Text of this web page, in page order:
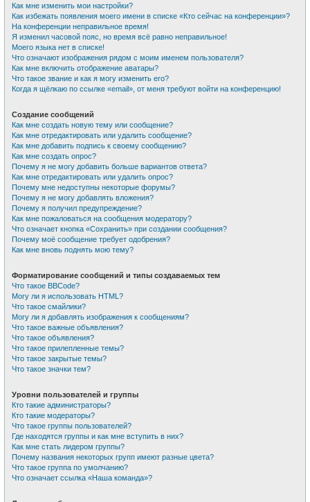
Как мне изменить мои настройки?
Как избежать появления моего имени в списке «Кто сейчас на конференции»?
На конференции неправильное время!
Я изменил часовой пояс, но время всё равно неправильное!
Моего языка нет в списке!
Что означают изображения рядом с моим именем пользователя?
Как мне включить отображение аватары?
Что такое звание и как я могу изменить его?
Когда я щёлкаю по ссылке «email», от меня требуют войти на конференцию!
Создание сообщений
Как мне создать новую тему или сообщение?
Как мне отредактировать или удалить сообщение?
Как мне добавить подпись к своему сообщению?
Как мне создать опрос?
Почему я не могу добавить больше вариантов ответа?
Как мне отредактировать или удалить опрос?
Почему мне недоступны некоторые форумы?
Почему я не могу добавлять вложения?
Почему я получил предупреждение?
Как мне пожаловаться на сообщения модератору?
Что означает кнопка «Сохранить» при создании сообщения?
Почему моё сообщение требует одобрения?
Как мне вновь поднять мою тему?
Форматирование сообщений и типы создаваемых тем
Что такое BBCode?
Могу ли я использовать HTML?
Что такое смайлики?
Могу ли я добавлять изображения к сообщениям?
Что такое важные объявления?
Что такое объявления?
Что такое прилепленные темы?
Что такое закрытые темы?
Что такое значки тем?
Уровни пользователей и группы
Кто такие администраторы?
Кто такие модераторы?
Что такое группы пользователей?
Где находятся группы и как мне вступить в них?
Как мне стать лидером группы?
Почему названия некоторых групп имеют разные цвета?
Что такое группа по умолчанию?
Что означает ссылка «Наша команда»?